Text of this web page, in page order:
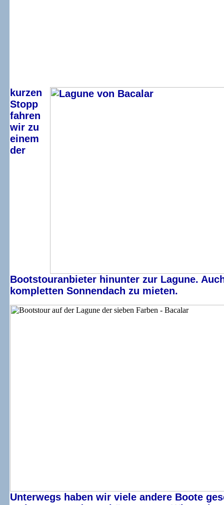
kurzen
Stopp
fahren
wir zu
einem
der
Bootstouranbieter hinunter zur Lagune.
kompletten Sonnendach zu mieten.
Unterwegs haben wir viele andere Boote